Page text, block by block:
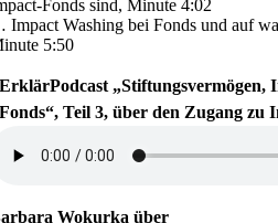
Fonds sind, Minute 4:02
Washing bei Fonds und auf
5:50
ErklärPodcast „Stiftungsvermögen,
Fonds“, Teil 3, über den Zugang zu
Wokurka über